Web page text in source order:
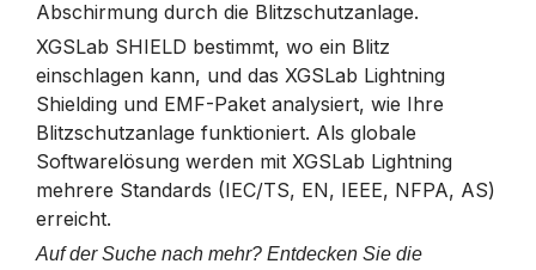
Abschirmung durch die Blitzschutzanlage.
XGSLab SHIELD bestimmt, wo ein Blitz
einschlagen kann, und das XGSLab Lightning
Shielding und EMF-Paket analysiert, wie Ihre
Blitzschutzanlage funktioniert. Als globale
Softwarelösung werden mit XGSLab Lightning
mehrere Standards (IEC/TS, EN, IEEE, NFPA, AS)
erreicht.
Auf der Suche nach mehr? Entdecken Sie die